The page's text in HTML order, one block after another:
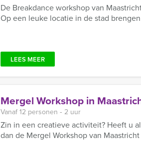
De Breakdance workshop van
Op een leuke locatie in de stad
LEES MEER
Mergel Workshop in
Vanaf 12 personen ‐ 2 uur
Zin in een creatieve activiteit? Heeft u
dan de Mergel Workshop van Maastricht